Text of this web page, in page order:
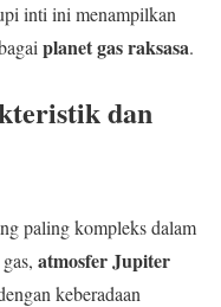
inti ini menampilkan
planet gas raksasa.
dan
paling kompleks dalam
atmosfer Jupiter
keberadaan